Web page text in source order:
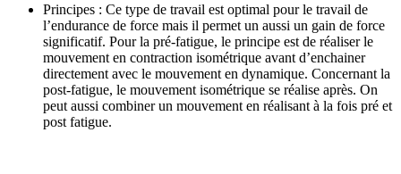
Principes : Ce type de travail est optimal pour le travail de
l’endurance de force mais il permet un aussi un gain de force
significatif. Pour la pré-fatigue, le principe est de réaliser le
mouvement en contraction isométrique avant d’enchainer
directement avec le mouvement en dynamique. Concernant la
post-fatigue, le mouvement isométrique se réalise après. On
peut aussi combiner un mouvement en réalisant à la fois pré et
post fatigue.